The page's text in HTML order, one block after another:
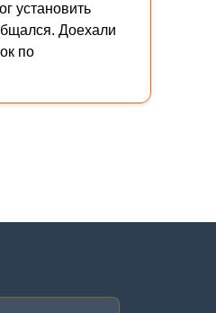
установить
Доехали
по